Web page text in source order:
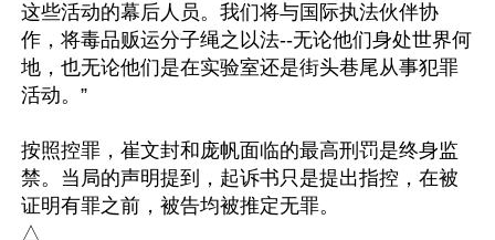
这些活动的幕后人员。我们将与国际执法伙伴协
作，将毒品贩运分子绳之以法--无论他们身处世界何
地，也无论他们是在实验室还是街头巷尾从事犯罪
活动。”
按照控罪，崔文封和庞帆面临的最高刑罚是终身监
禁。当局的声明提到，起诉书只是提出指控，在被
证明有罪之前，被告均被推定无罪。